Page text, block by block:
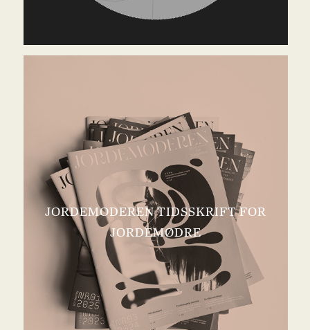
JORDEMODEREN TIDSSKRIFT FOR
JORDEMØDRE